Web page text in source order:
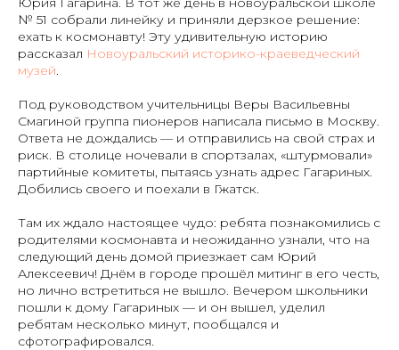
№ 51 собрали линейку и приняли дерзкое решение:
ехать к космонавту! Эту удивительную историю
рассказал Новоуральский историко-краеведческий
музей.
Под руководством учительницы Веры Васильевны
Смагиной группа пионеров написала письмо в Москву.
Ответа не дождались — и отправились на свой страх и
риск. В столице ночевали в спортзалах, «штурмовали»
партийные комитеты, пытаясь узнать адрес Гагариных.
Добились своего и поехали в Гжатск.
Там их ждало настоящее чудо: ребята познакомились с
родителями космонавта и неожиданно узнали, что на
следующий день домой приезжает сам Юрий
Алексеевич! Днём в городе прошёл митинг в его честь,
но лично встретиться не вышло. Вечером школьники
пошли к дому Гагариных — и он вышел, уделил
ребятам несколько минут, пообщался и
сфотографировался.